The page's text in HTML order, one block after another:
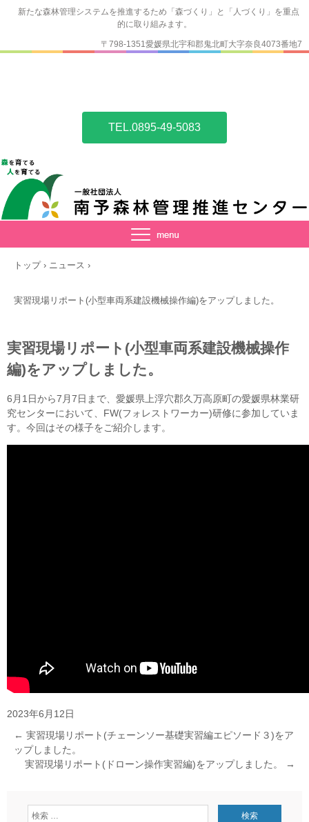
新たな森林管理システムを推進するため「森づくり」と「人づくり」を重点
的に取り組みます。
TEL.0895-49-5083
〒798-1351愛媛県北宇和郡鬼北町大字奈良4073番地7
トップ › ニュース ›
実習現場リポート(小型車両系建設機械操作編)をアップしました。
実習現場リポート(小型車両系建設機械操作
編)をアップしました。
6月1日から7月7日まで、愛媛県上浮穴郡久万高原町の愛媛県林業研
究センターにおいて、FW(フォレストワーカー)研修に参加していま
す。今回はその様子をご紹介します。
2023年6月12日
← 実習現場リポート(チェーンソー基礎実習編エピソード３)をア
ップしました。
実習現場リポート(ドローン操作実習編)をアップしました。
→